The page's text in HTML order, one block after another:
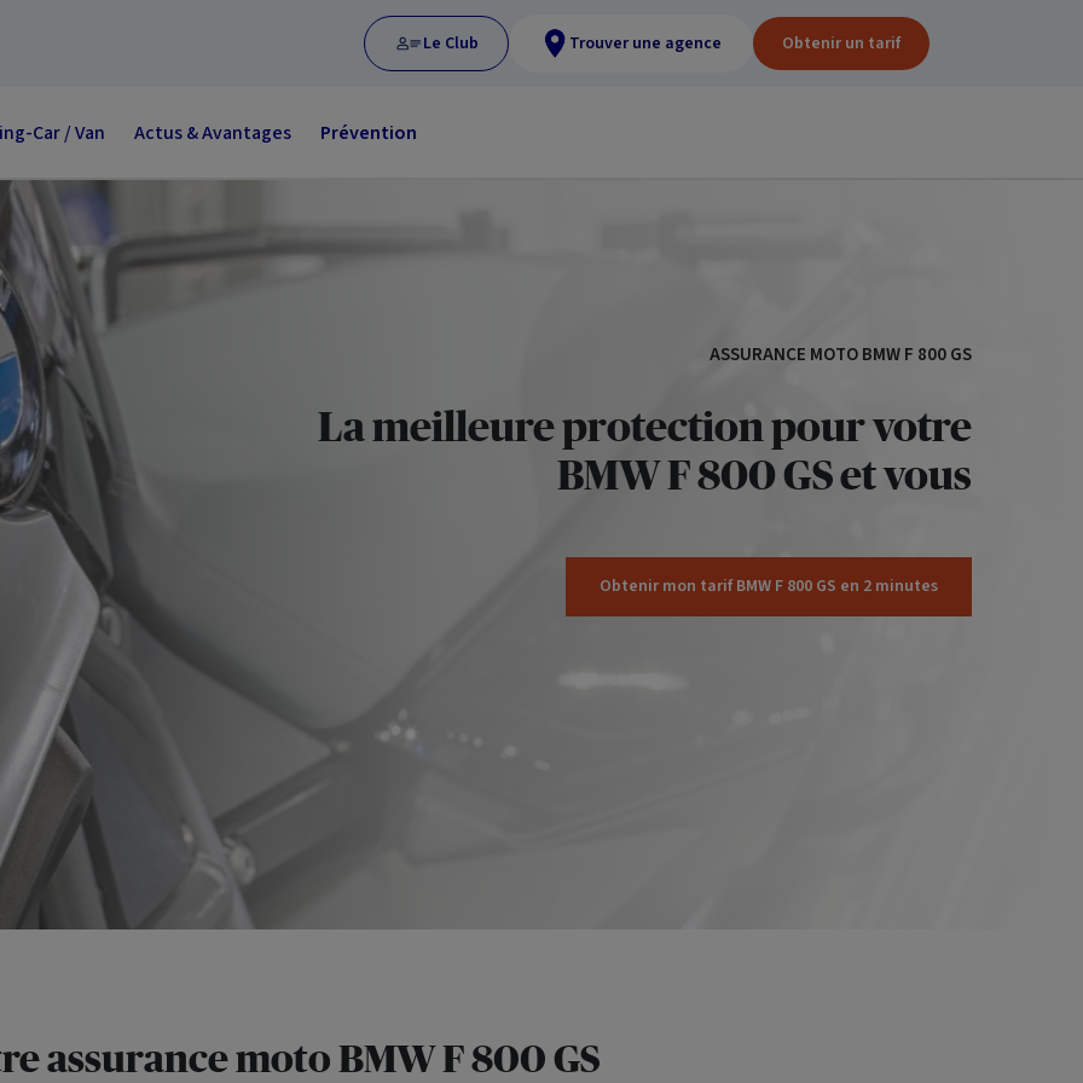
Le Club Trouver une agence Obtenir un tarif
Car / Van Actus & Avantages Prévention
ASSURANCE MOTO BMW F 800 GS
La meilleure protection pour votre
BMW F 800 GS et vous
Obtenir mon tarif BMW F 800 GS en 2 minutes
assurance moto BMW F 800 GS